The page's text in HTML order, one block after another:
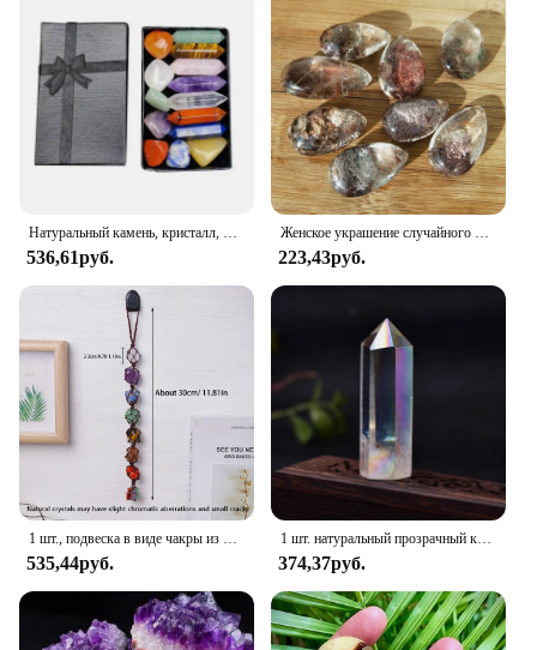
Натуральный камень, кристалл, драгоценные камни, чакры, минеральное украшение, украшение для дома, высокое качество, Подарочная коробка 14/10/8/7 шт./комплект
536,61руб.
Женское украшение случайного цвета, ювелирные изделия, призрак, фантомный кварц, натуральный кристалл, подвеска из драгоценного камня, лечебный камень
223,43руб.
1 шт., подвеска в виде чакры из натурального хрусталя
535,44руб.
1 шт. натуральный прозрачный кварцевый кристалл Aura, лечебный камень, энергетический кварцевый домашний декор рейки, полированный камень, башня чакры
374,37руб.